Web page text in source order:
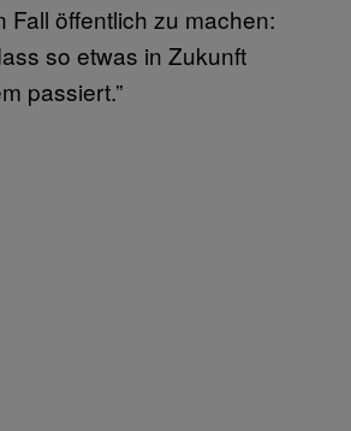
Fall öffentlich zu machen:
so etwas in Zukunft
passiert.”